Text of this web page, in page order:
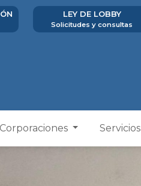
LEY DE LOBBY
Solicitudes y consultas